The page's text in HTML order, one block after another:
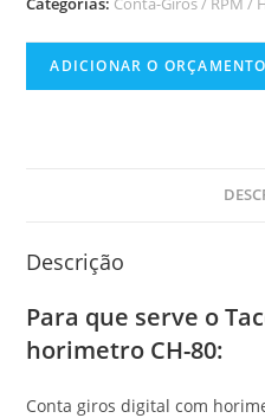
ADICIONAR O ORÇAMENTO
Descrição
Para que serve o
horimetro CH-80:
Conta giros digital com